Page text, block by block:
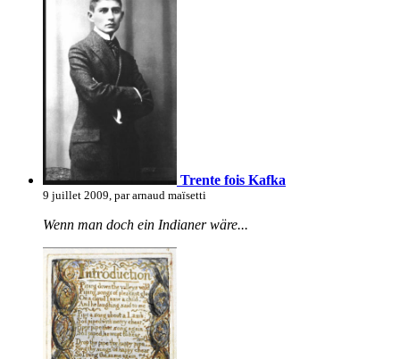
Trente fois Kafka
9 juillet 2009, par arnaud maïsetti
Wenn man doch ein Indianer wäre...